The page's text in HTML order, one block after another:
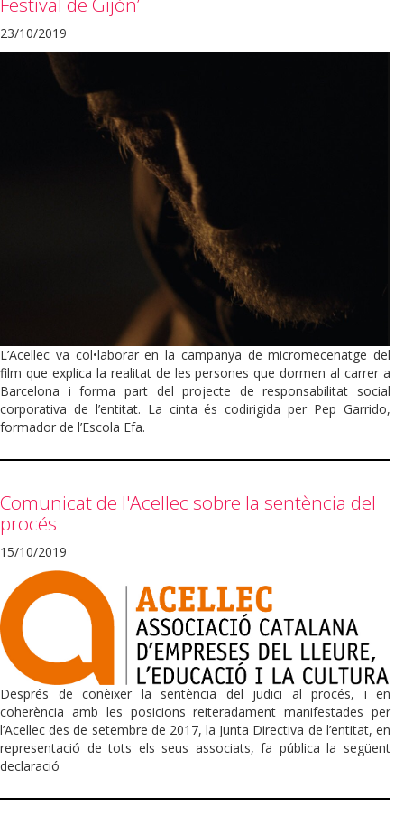
23/10/2019
L’Acellec va col•laborar en la campanya de micromecenatge del
film que explica la realitat de les persones que dormen al carrer a
Barcelona i forma part del projecte de responsabilitat social
corporativa de l’entitat. La cinta és codirigida per Pep Garrido,
formador de l’Escola Efa.
Comunicat de l'Acellec sobre la sentència del
procés
15/10/2019
Després de conèixer la sentència del judici al procés, i en
coherència amb les posicions reiteradament manifestades per
l’Acellec des de setembre de 2017, la Junta Directiva de l’entitat, en
representació de tots els seus associats, fa pública la següent
declaració